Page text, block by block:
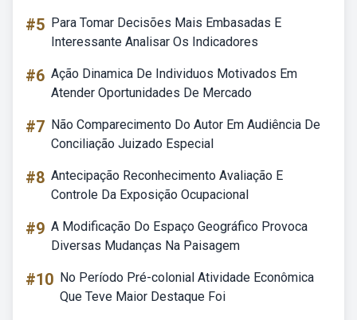
#5 Para Tomar Decisões Mais Embasadas E
Interessante Analisar Os Indicadores
#6 Ação Dinamica De Individuos Motivados Em
Atender Oportunidades De Mercado
#7 Não Comparecimento Do Autor Em Audiência De
Conciliação Juizado Especial
#8 Antecipação Reconhecimento Avaliação E
Controle Da Exposição Ocupacional
#9 A Modificação Do Espaço Geográfico Provoca
Diversas Mudanças Na Paisagem
#10 No Período Pré-colonial Atividade Econômica
Que Teve Maior Destaque Foi